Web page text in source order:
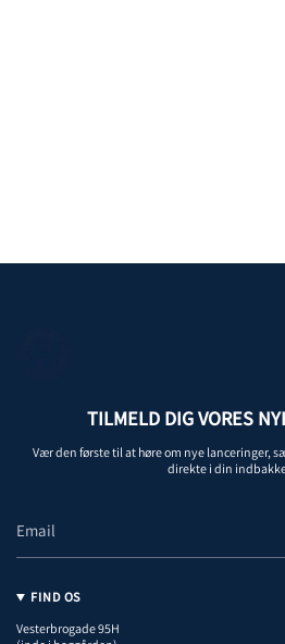
TILMELD DIG VORES
Vær den første til at høre om nye lanceringer,
direkte i din
FIND OS
Vesterbrogade 95H